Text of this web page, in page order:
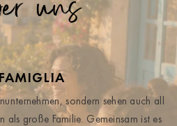
uns
sondern sehen auch all
als große Familie. Gemeinsam ist es